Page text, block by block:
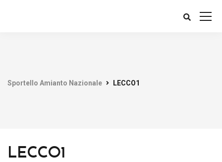
Sportello Amianto Nazionale LECCO1
LECCO1